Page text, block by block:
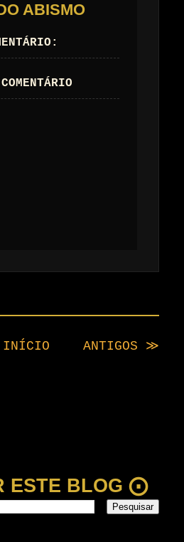
ABISMO
ANTIGOS ≫
ESTE BLOG ⨀